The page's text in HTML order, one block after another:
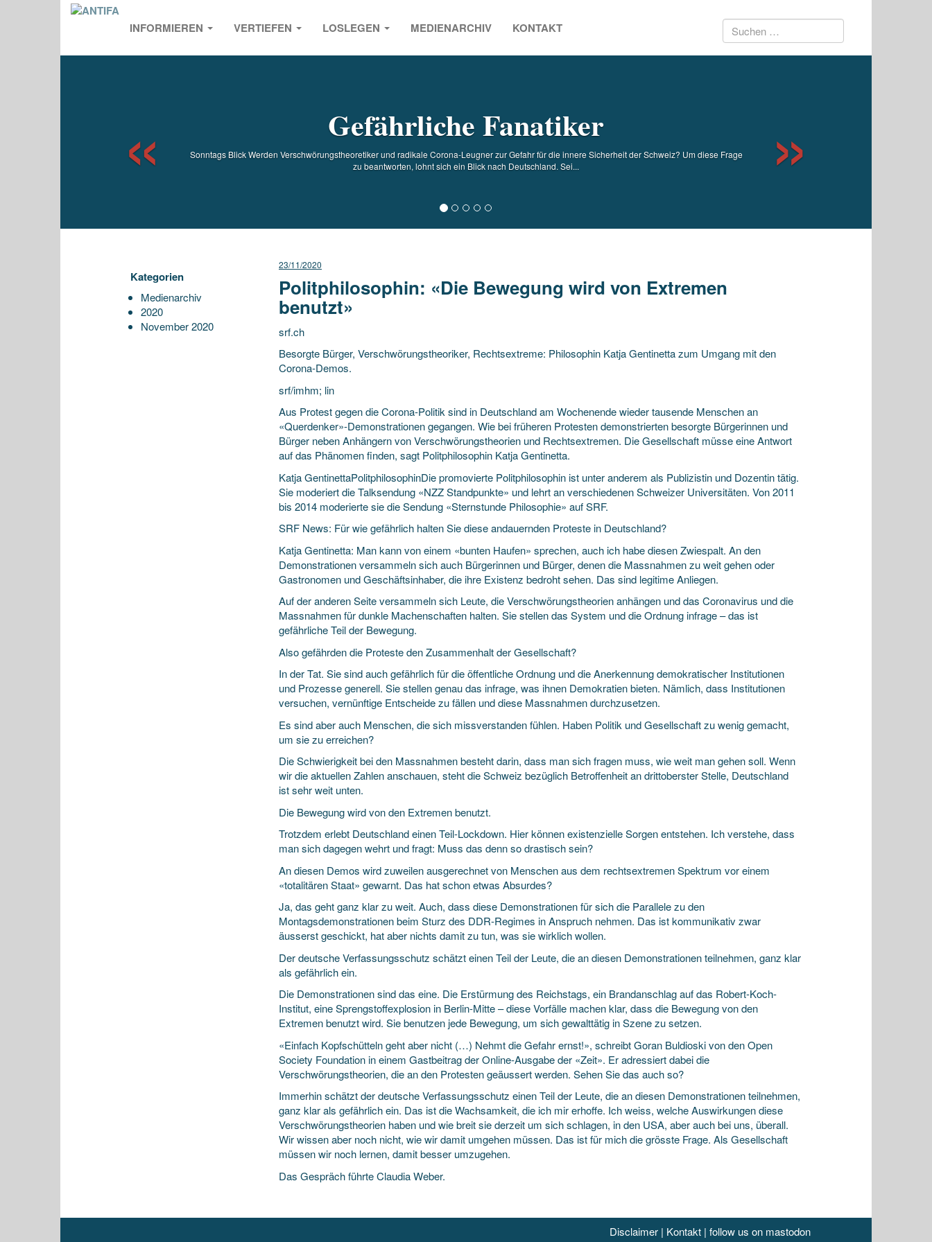
INFORMIEREN VERTIEFEN LOSLEGEN MEDIENARCHIV KONTAKT Suchen
Gefährliche Fanatiker
Sonntags Blick Werden Verschwörungstheoretiker und radikale Corona-Leugner zur Gefahr für die innere Sicherheit der Schweiz? Um diese Frage
zu beantworten, lohnt sich ein Blick nach Deutschland. Sei...
Kategorien
Medienarchiv
2020
November 2020
23/11/2020
Politphilosophin: «Die Bewegung wird von Extremen
benutzt»
srf.ch
Besorgte Bürger, Verschwörungstheoriker, Rechtsextreme: Philosophin Katja Gentinetta zum Umgang mit den
Corona-Demos.
srf/imhm; lin
Aus Protest gegen die Corona-Politik sind in Deutschland am Wochenende wieder tausende Menschen an
«Querdenker»-Demonstrationen gegangen. Wie bei früheren Protesten demonstrierten besorgte Bürgerinnen und
Bürger neben Anhängern von Verschwörungstheorien und Rechtsextremen. Die Gesellschaft müsse eine Antwort
auf das Phänomen finden, sagt Politphilosophin Katja Gentinetta.
Katja GentinettaPolitphilosophinDie promovierte Politphilosophin ist unter anderem als Publizistin und Dozentin tätig.
Sie moderiert die Talksendung «NZZ Standpunkte» und lehrt an verschiedenen Schweizer Universitäten. Von 2011
bis 2014 moderierte sie die Sendung «Sternstunde Philosophie» auf SRF.
SRF News: Für wie gefährlich halten Sie diese andauernden Proteste in Deutschland?
Katja Gentinetta: Man kann von einem «bunten Haufen» sprechen, auch ich habe diesen Zwiespalt. An den
Demonstrationen versammeln sich auch Bürgerinnen und Bürger, denen die Massnahmen zu weit gehen oder
Gastronomen und Geschäftsinhaber, die ihre Existenz bedroht sehen. Das sind legitime Anliegen.
Auf der anderen Seite versammeln sich Leute, die Verschwörungstheorien anhängen und das Coronavirus und die
Massnahmen für dunkle Machenschaften halten. Sie stellen das System und die Ordnung infrage – das ist
gefährliche Teil der Bewegung.
Also gefährden die Proteste den Zusammenhalt der Gesellschaft?
In der Tat. Sie sind auch gefährlich für die öffentliche Ordnung und die Anerkennung demokratischer Institutionen
und Prozesse generell. Sie stellen genau das infrage, was ihnen Demokratien bieten. Nämlich, dass Institutionen
versuchen, vernünftige Entscheide zu fällen und diese Massnahmen durchzusetzen.
Es sind aber auch Menschen, die sich missverstanden fühlen. Haben Politik und Gesellschaft zu wenig gemacht,
um sie zu erreichen?
Die Schwierigkeit bei den Massnahmen besteht darin, dass man sich fragen muss, wie weit man gehen soll. Wenn
wir die aktuellen Zahlen anschauen, steht die Schweiz bezüglich Betroffenheit an drittoberster Stelle, Deutschland
ist sehr weit unten.
Die Bewegung wird von den Extremen benutzt.
Trotzdem erlebt Deutschland einen Teil-Lockdown. Hier können existenzielle Sorgen entstehen. Ich verstehe, dass
man sich dagegen wehrt und fragt: Muss das denn so drastisch sein?
An diesen Demos wird zuweilen ausgerechnet von Menschen aus dem rechtsextremen Spektrum vor einem
«totalitären Staat» gewarnt. Das hat schon etwas Absurdes?
Ja, das geht ganz klar zu weit. Auch, dass diese Demonstrationen für sich die Parallele zu den
Montagsdemonstrationen beim Sturz des DDR-Regimes in Anspruch nehmen. Das ist kommunikativ zwar
äusserst geschickt, hat aber nichts damit zu tun, was sie wirklich wollen.
Der deutsche Verfassungsschutz schätzt einen Teil der Leute, die an diesen Demonstrationen teilnehmen, ganz klar
als gefährlich ein.
Die Demonstrationen sind das eine. Die Erstürmung des Reichstags, ein Brandanschlag auf das Robert-Koch-
Institut, eine Sprengstoffexplosion in Berlin-Mitte – diese Vorfälle machen klar, dass die Bewegung von den
Extremen benutzt wird. Sie benutzen jede Bewegung, um sich gewalttätig in Szene zu setzen.
«Einfach Kopfschütteln geht aber nicht (…) Nehmt die Gefahr ernst!», schreibt Goran Buldioski von den Open
Society Foundation in einem Gastbeitrag der Online-Ausgabe der «Zeit». Er adressiert dabei die
Verschwörungstheorien, die an den Protesten geäussert werden. Sehen Sie das auch so?
Immerhin schätzt der deutsche Verfassungsschutz einen Teil der Leute, die an diesen Demonstrationen teilnehmen,
ganz klar als gefährlich ein. Das ist die Wachsamkeit, die ich mir erhoffe. Ich weiss, welche Auswirkungen diese
Verschwörungstheorien haben und wie breit sie derzeit um sich schlagen, in den USA, aber auch bei uns, überall.
Wir wissen aber noch nicht, wie wir damit umgehen müssen. Das ist für mich die grösste Frage. Als Gesellschaft
müssen wir noch lernen, damit besser umzugehen.
Das Gespräch führte Claudia Weber.
Disclaimer| Kontakt| follow us on mastodon